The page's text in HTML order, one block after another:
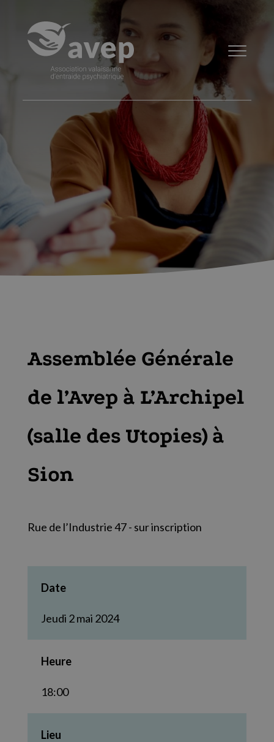
Assemblée Générale
de l’Avep à L’Archipel
(salle des Utopies) à
Sion
Rue de l’Industrie 47 - sur inscription
Date
Jeudi 2 mai 2024
Heure
18:00
Lieu